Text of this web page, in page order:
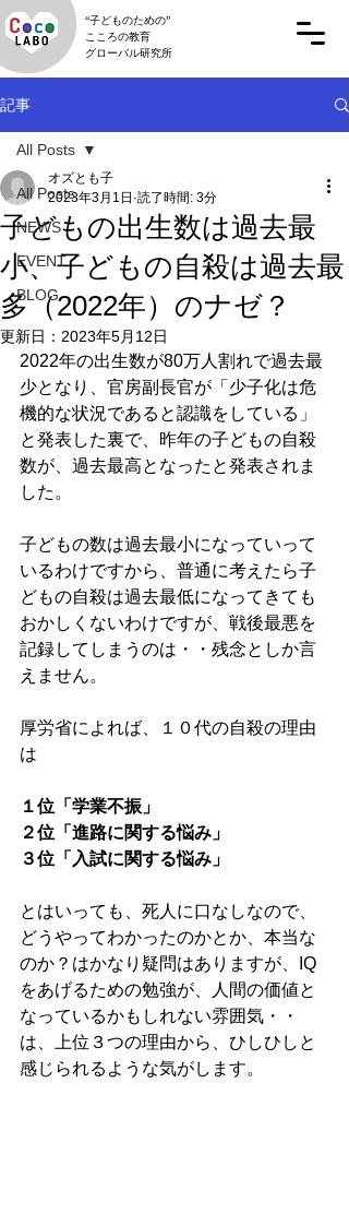
“子どものための”
こころの教育
グローバル研究所
記事
All Posts
NEWS
EVENT
BLOG
All Posts
子どもの出生数は過去最
小、子どもの自殺は過去最
多（2022年）のナゼ？
オズとも子
2023年3月1日 読了時間: 3分
更新日： 2023年5月12日
2022年の出生数が80万人割れで過去最
少となり、官房副長官が「少子化は危
機的な状況であると認識をしている」
と発表した裏で、昨年の子どもの自殺
数が、過去最高となったと発表されま
した。
子どもの数は過去最小になっていって
いるわけですから、普通に考えたら子
どもの自殺は過去最低になってきても
おかしくないわけですが、戦後最悪を
記録してしまうのは・・残念としか言
えません。
厚労省によれば、１０代の自殺の理由
は
１位「学業不振」
２位「進路に関する悩み」
３位「入試に関する悩み」
とはいっても、死人に口なしなので、
どうやってわかったのかとか、本当な
のか？はかなり疑問はありますが、IQ
をあげるための勉強が、人間の価値と
なっているかもしれない雰囲気・・
は、上位３つの理由から、ひしひしと
感じられるような気がします。